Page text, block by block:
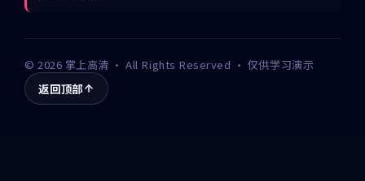
©2026 掌上高清 · All Rights Reserved · 仅供学习演示
返回顶部